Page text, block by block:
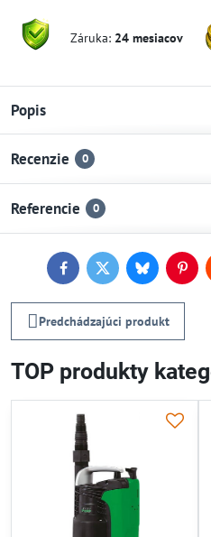
Záruka: 24 mesiacov
Popis
Recenzie 0
Referencie 0
FacebookTwitterBluesky
Predchádzajúci produkt
TOP produkty